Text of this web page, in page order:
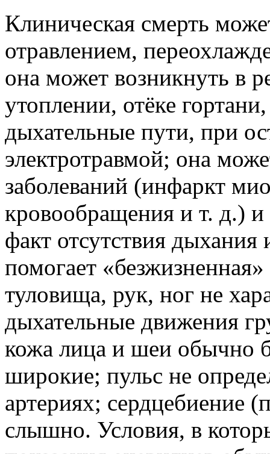
Клиническая смерть
отравлением,
она может возникнуть в
утоплении, отёке
дыхательные пути, при
электротравмой; она
заболеваний (инфаркт
кровообращения и т. д.)
факт отсутствия дыхания
помогает
туловища, рук, ног не
дыхательные движения
кожа лица и шеи обычно
широкие; пульс не
артериях; сердцебиение
слышно. Условия, в